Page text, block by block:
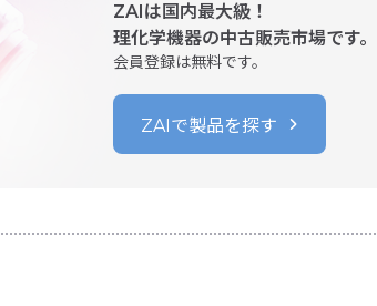
ZAIは国内最大級！
理化学機器の中古販売市場です。
会員登録は無料です。
ZAIで製品を探す